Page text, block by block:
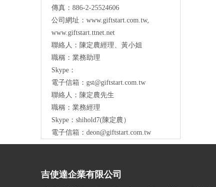
傳真：886-2-25524606
公司網址： www.giftstart.com.tw,
www.giftstart.ttnet.net
聯絡人：陳定農經理、黃小姐
職稱：業務助理
Skype：
電子信箱： gst@giftstart.com.tw
聯絡人：陳定農先生
職稱：業務經理
Skype：shihold7(陳定農）
電子信箱： deon@giftstart.com.tw
吉使達企業有限公司